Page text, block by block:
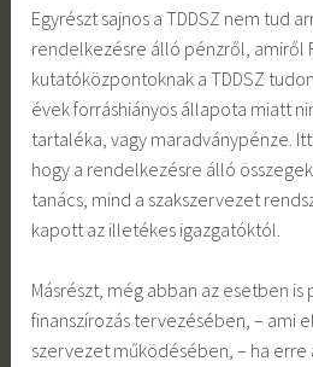
Egyrészt sajnos a TDDSZ nem tud
rendelkezésre álló pénzről, amiről
kutatóközpontoknak a TDDSZ
évek forráshiányos állapota miatt
tartaléka, vagy maradványpénze.
hogy a rendelkezésre álló
tanács, mind a szakszervezet
kapott az illetékes igazgatóktól.
Másrészt, még abban az esetben
finanszírozás tervezésében, – ami
szervezet működésében, – ha